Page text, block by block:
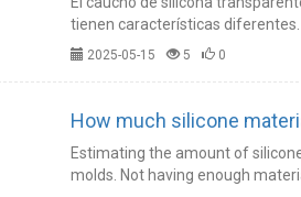
tienen características diferentes.
2025-05-15 5 0
How much silicone
Estimating the amount of
molds. Not having enough